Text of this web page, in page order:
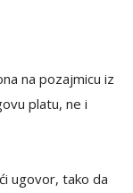
na pozajmicu iz
platu, ne i
ugovor, tako da